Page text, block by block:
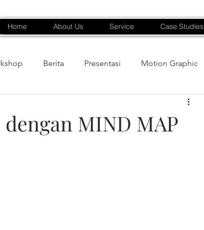
Home About Us Service Case Studies
Berita Presentasi Motion Graphic
MIND MAP